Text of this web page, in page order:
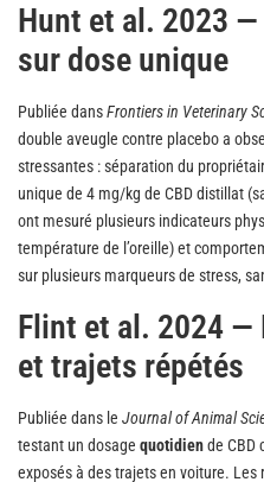
Hunt et al. 2023
sur dose unique
Publiée dansFrontiers in Veterinary
double aveugle contre placebo a
stressantes : séparation du
unique de 4 mg/kg de CBD distillat
ont mesuré plusieurs indicateurs
température de l’oreille) et
sur plusieurs marqueurs de stress,
Flint et al. 2024 —
et trajets répétés
Publiée dans le Journal of Animal
testant un dosage quotidiende CBD
exposés à des trajets en voiture.